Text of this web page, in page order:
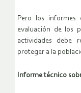
Pero los informes
evaluación de los
actividades debe
proteger a la
Informe técnico